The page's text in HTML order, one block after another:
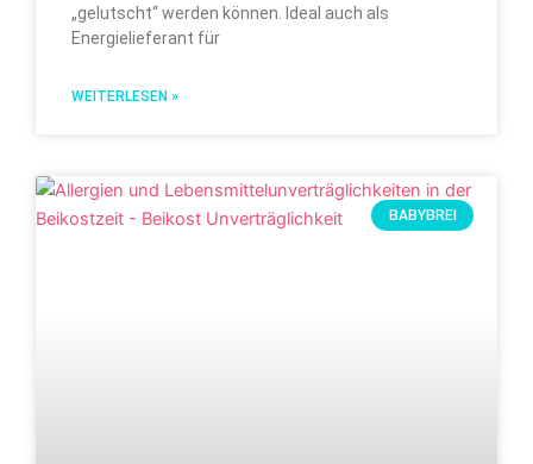
„gelutscht“ werden können. Ideal auch als
Energielieferant für
WEITERLESEN »
BABYBREI